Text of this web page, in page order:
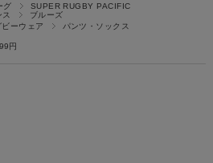
グ
SUPER RUGBY PACIFIC
ブルーズ
ビーウェア
パンツ・ソックス
円